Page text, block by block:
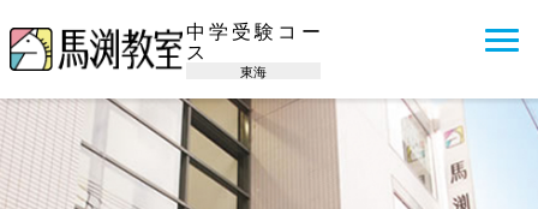
中学受験コー
ス
東海